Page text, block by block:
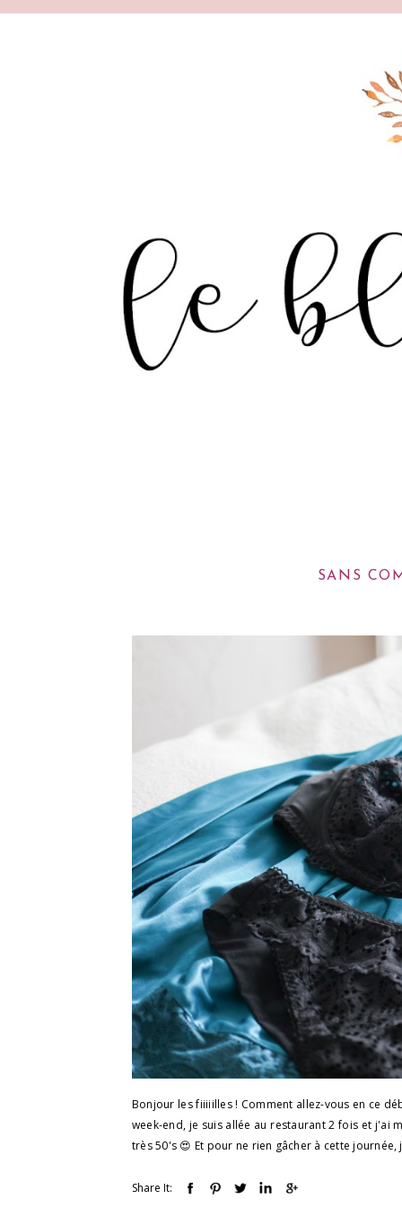
SANS
Bonjour les fiiiiilles ! Comment allez-vous en ce
week-end, je suis allée au restaurant 2 fois et j'ai
très 50's 😍 Et pour ne rien gâcher à cette
Share It: